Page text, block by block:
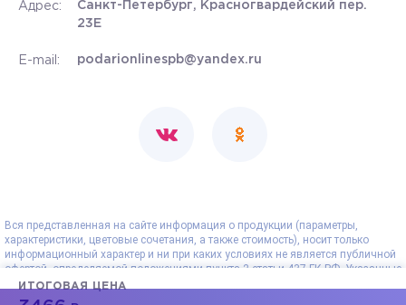
ИТОГОВАЯ ЦЕНА
Адрес:
Санкт-Петербург, Красногвардейский пер.
23Е
E-mail: podarionlinespb@yandex.ru
Вся представленная на сайте информация о продукции (параметры,
характеристики, цветовые сочетания, а также стоимость), носит только
информационный характер и ни при каких условиях не является публичной
офертой, определяемой положениями пункта 2 статьи 437 ГК РФ. Указанные
на сайте цены - рекомендованные и могут отличаться от действительных
цен. Все данные, представленные на сайте, носят сугубо информационный